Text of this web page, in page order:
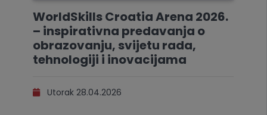
WorldSkills Croatia Arena 2026.
– inspirativna predavanja o
obrazovanju, svijetu rada,
tehnologiji i inovacijama
Utorak 28.04.2026